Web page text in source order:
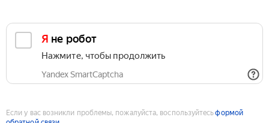
Я не робот
Нажмите, чтобы продолжить
Yandex SmartCaptcha
Если у вас возникли проблемы, пожалуйста, воспользуйтесьформой